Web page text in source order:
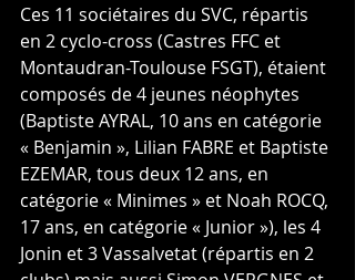
Ces 11 sociétaires du SVC, répartis
en 2 cyclo-cross (Castres FFC et
Montaudran-Toulouse FSGT), étaient
composés de 4 jeunes néophytes
(Baptiste AYRAL, 10 ans en catégorie
« Benjamin », Lilian FABRE et Baptiste
EZEMAR, tous deux 12 ans, en
catégorie « Minimes » et Noah ROCQ,
17 ans, en catégorie « Junior »), les 4
Jonin et 3 Vassalvetat (répartis en 2